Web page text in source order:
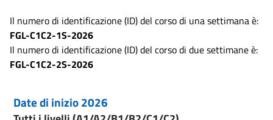
Il numero di identificazione (ID) del corso di una settimana è:
FGL-C1C2-1S-2026
Il numero di identificazione (ID) del corso di due settimane è:
FGL-C1C2-2S-2026
Date di inizio 2026